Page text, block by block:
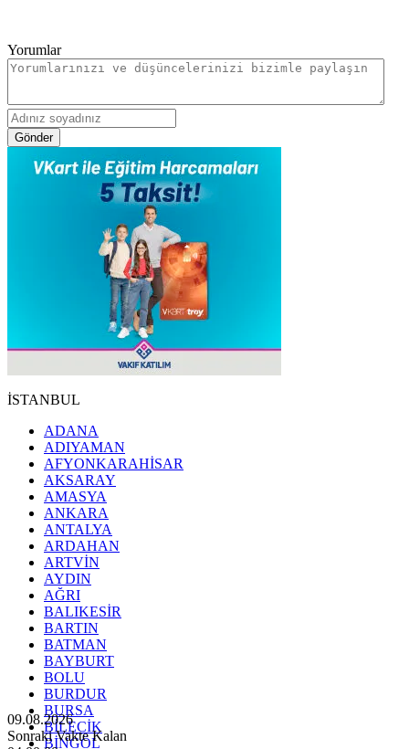
Yorumlar
Gönder
İSTANBUL
ADANA
ADIYAMAN
AFYONKARAHİSAR
AKSARAY
AMASYA
ANKARA
ANTALYA
ARDAHAN
ARTVİN
AYDIN
AĞRI
BALIKESİR
BARTIN
BATMAN
BAYBURT
BOLU
BURDUR
BURSA
BİLECİK
BİNGÖL
09.08.2026
Sonraki Vakte Kalan